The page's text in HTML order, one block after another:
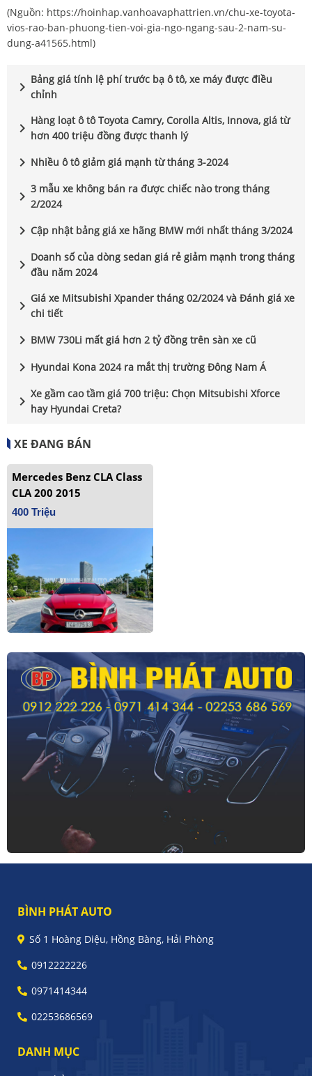
(Nguồn: https://hoinhap.vanhoavaphattrien.vn/chu-xe-toyota-
vios-rao-ban-phuong-tien-voi-gia-ngo-ngang-sau-2-nam-su-
dung-a41565.html)
chevron_right Bảng giá tính lệ phí trước bạ ô tô, xe máy được điều
chỉnh
chevron_right Hàng loạt ô tô Toyota Camry, Corolla Altis, Innova, giá từ
hơn 400 triệu đồng được thanh lý
chevron_right Nhiều ô tô giảm giá mạnh từ tháng 3-2024
chevron_right 3 mẫu xe không bán ra được chiếc nào trong tháng
2/2024
chevron_right Cập nhật bảng giá xe hãng BMW mới nhất tháng 3/2024
chevron_right Doanh số của dòng sedan giá rẻ giảm mạnh trong tháng
đầu năm 2024
chevron_right Giá xe Mitsubishi Xpander tháng 02/2024 và Đánh giá xe
chi tiết
chevron_right BMW 730Li mất giá hơn 2 tỷ đồng trên sàn xe cũ
chevron_right Hyundai Kona 2024 ra mắt thị trường Đông Nam Á
chevron_right Xe gầm cao tầm giá 700 triệu: Chọn Mitsubishi Xforce
hay Hyundai Creta?
XE ĐANG BÁN
Mercedes Benz CLA Class
CLA 200 2015
400 Triệu
BÌNH PHÁT AUTO
Số 1 Hoàng Diệu, Hồng Bàng, Hải Phòng
0912222226
0971414344
02253686569
DANH MỤC